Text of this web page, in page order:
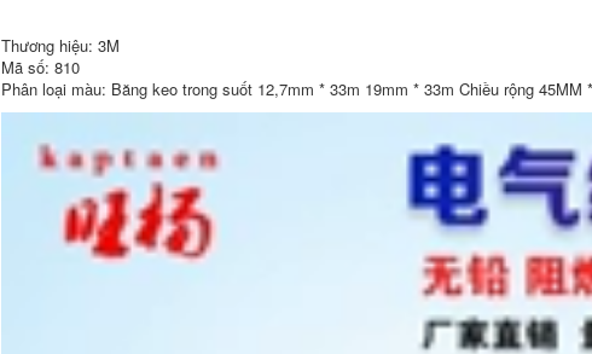
Eva Đen mạnh mẽ
Băng keo xốp một
mặt Bọt xốp cao su
chống sốc Băng keo
xốp xanh
Băng ngón tay vàng
băng nhiệt độ cao
băng nhiệt độ cao
màu nâu điện thoại
độ cao băng trà
màu vàng ngón tay
tĩnh điện không có
dấu vết dính nhiệt
5S Máy tính để bàn
Không thấm nước,
Không có Băng cảnh
Đỏ Vàng Xanh Xanh
Thương hiệu: 3M
Mã số: 810
Phân loại màu: Băng keo trong suốt 12,7mm * 33m 19mm * 33m Chiều rộng 45MM